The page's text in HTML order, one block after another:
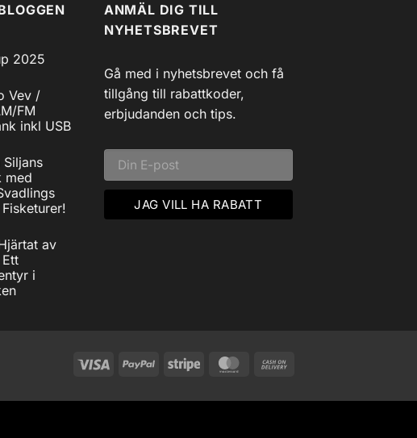
2025
Vev /
FM
inkl USB
med
av
i
ANMÄL DIG TILL
NYHETSBREVET
Gå med i nyhetsbrevet och få
tillgång till rabattkoder,
erbjudanden och tips.
Visa PayPal Stripe MasterCard
Delivery